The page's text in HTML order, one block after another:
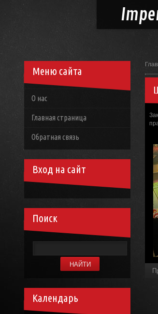
Меню сайта
О нас
Главная страница
Обратная связь
Вход на сайт
Поиск
Календарь